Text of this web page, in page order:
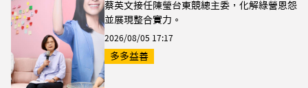
蔡英文接任陳瑩台東競總主委，化解綠營恩怨
並展現整合實力。
2026/08/05 17:17
多多益善